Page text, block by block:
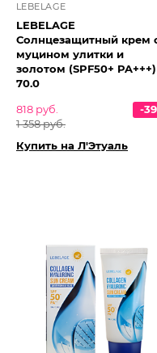
LEBELAGE
LEBELAGE
Солнцезащитный крем
муцином улитки и
золотом (SPF50+ PA+++)
70.0
818 руб.
1 358 руб.
-
Купить на Л'Этуаль